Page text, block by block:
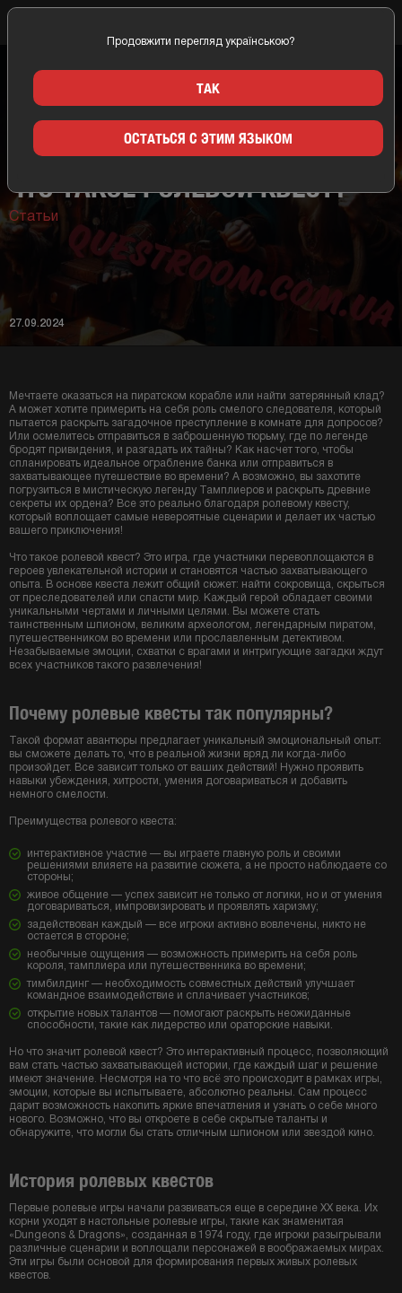
ЧТО ТАКОЕ РОЛЕВОЙ КВЕСТ?
Статьи
27.09.2024
Мечтаете оказаться на пиратском корабле или найти затерянный клад?
А может хотите примерить на себя роль смелого следователя, который
пытается раскрыть загадочное преступление в комнате для допросов?
Или осмелитесь отправиться в заброшенную тюрьму, где по легенде
бродят привидения, и разгадать их тайны? Как насчет того, чтобы
спланировать идеальное ограбление банка или отправиться в
захватывающее путешествие во времени? А возможно, вы захотите
погрузиться в мистическую легенду Тамплиеров и раскрыть древние
секреты их ордена? Все это реально благодаря ролевому квесту,
который воплощает самые невероятные сценарии и делает их частью
вашего приключения!
Что такое ролевой квест? Это игра, где участники перевоплощаются в
героев увлекательной истории и становятся частью захватывающего
опыта. В основе квеста лежит общий сюжет: найти сокровища, скрыться
от преследователей или спасти мир. Каждый герой обладает своими
уникальными чертами и личными целями. Вы можете стать
таинственным шпионом, великим археологом, легендарным пиратом,
путешественником во времени или прославленным детективом.
Незабываемые эмоции, схватки с врагами и интригующие загадки ждут
всех участников такого развлечения!
Почему ролевые квесты так популярны?
Такой формат авантюры предлагает уникальный эмоциональный опыт:
вы сможете делать то, что в реальной жизни вряд ли когда-либо
произойдет. Все зависит только от ваших действий! Нужно проявить
навыки убеждения, хитрости, умения договариваться и добавить
немного смелости.
Преимущества ролевого квеста:
интерактивное участие — вы играете главную роль и своими
решениями влияете на развитие сюжета, а не просто наблюдаете со
стороны;
живое общение — успех зависит не только от логики, но и от умения
договариваться, импровизировать и проявлять харизму;
задействован каждый — все игроки активно вовлечены, никто не
остается в стороне;
необычные ощущения — возможность примерить на себя роль
короля, тамплиера или путешественника во времени;
тимбилдинг — необходимость совместных действий улучшает
командное взаимодействие и сплачивает участников;
открытие новых талантов — помогают раскрыть неожиданные
способности, такие как лидерство или ораторские навыки.
Но что значит ролевой квест? Это интерактивный процесс, позволяющий
вам стать частью захватывающей истории, где каждый шаг и решение
имеют значение. Несмотря на то что всё это происходит в рамках игры,
эмоции, которые вы испытываете, абсолютно реальны. Сам процесс
дарит возможность накопить яркие впечатления и узнать о себе много
нового. Возможно, что вы откроете в себе скрытые таланты и
обнаружите, что могли бы стать отличным шпионом или звездой кино.
История ролевых квестов
Первые ролевые игры начали развиваться еще в середине XX века. Их
корни уходят в настольные ролевые игры, такие как знаменитая
«Dungeons & Dragons», созданная в 1974 году, где игроки разыгрывали
различные сценарии и воплощали персонажей в воображаемых мирах.
Эти игры были основой для формирования первых живых ролевых
квестов.
Продовжити перегляд українською?
ТАК
ОСТАТЬСЯ С ЭТИМ ЯЗЫКОМ